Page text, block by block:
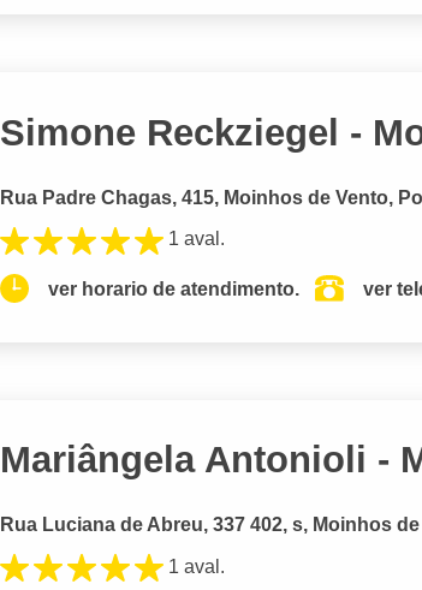
Simone Reckziegel -
Rua Padre Chagas, 415, Moinhos de Vento,
1 aval.
ver horario de atendimento. ver
Mariângela Antonioli -
Rua Luciana de Abreu, 337 402, s, Moinhos
1 aval.